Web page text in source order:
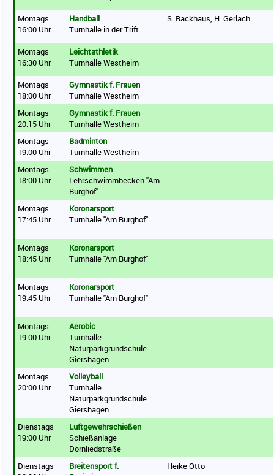
Montags
16:00 Uhr
Handball
Turnhalle in der Trift
S. Backhaus, H. Gerlach
Montags
16:30 Uhr
Leichtathletik
Turnhalle Westheim
Montags
18:00 Uhr
Gymnastik f. Frauen
Turnhalle Westheim
Montags
20:15 Uhr
Gymnastik f. Frauen
Turnhalle Westheim
Montags
19:00 Uhr
Badminton
Turnhalle Westheim
Montags
18:00 Uhr
Schwimmen
Lehrschwimmbecken "Am
Burghof"
Montags
17:45 Uhr
Koronarsport
Turnhalle "Am Burghof"
Montags
18:45 Uhr
Koronarsport
Turnhalle "Am Burghof"
Montags
19:45 Uhr
Koronarsport
Turnhalle "Am Burghof"
Montags
19:00 Uhr
Aerobic
Turnhalle
Naturparkgrundschule
Giershagen
Montags
20:00 Uhr
Volleyball
Turnhalle
Naturparkgrundschule
Giershagen
Dienstags
19:00 Uhr
Luftgewehrschießen
Schießanlage
Dornliedstraße
Dienstags
Breitensport f.
Heike Otto